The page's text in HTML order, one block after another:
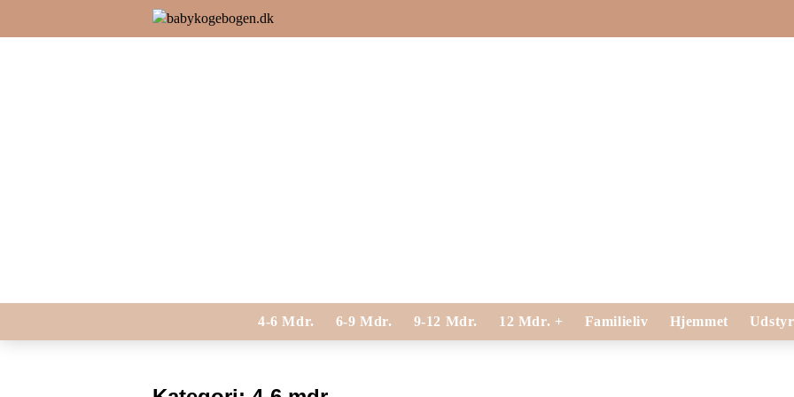
4-6 Mdr. 6-9 Mdr. 9-12 Mdr. 12 Mdr. + Familieliv Hjemmet Udstyr